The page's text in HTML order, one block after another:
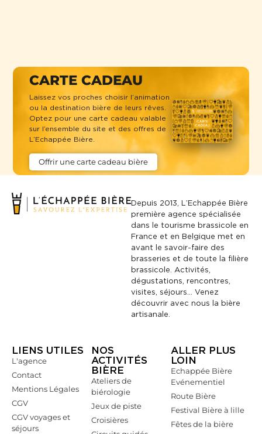
CARTE CADEAU
Laissez vos proches choisir l’animation
ou la destination bière de leurs rêves.
Optez pour une carte cadeau valable
sur l’ensemble du site et des offres de
L’Echappée Bière.
Offrir une carte cadeau bière
Depuis 2013, L’Echappée Bière
première agence spécialisée
dans le tourisme brassicole en
France et en Belgique met en
avant le savoir-faire des
brasseries et de toute la filière
brassicole. Activités,
dégustations, rencontres,
visites, séjours… Venez
découvrir avec nous la bière
artisanale.
LIENS UTILES
L'agence
Contact
Mentions Légales
CGV
CGV voyages et
séjours
NOS
ACTIVITÉS
BIÈRE
Ateliers de
biérologie
Jeux de piste
Croisières
ALLER PLUS
LOIN
Echappée Bière
Evénementiel
Route Bière
Festival Bière à lille
Fêtes de la bière